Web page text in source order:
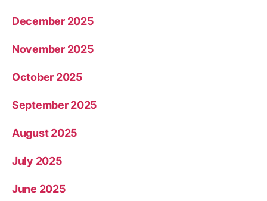
December 2025
November 2025
October 2025
September 2025
August 2025
July 2025
June 2025